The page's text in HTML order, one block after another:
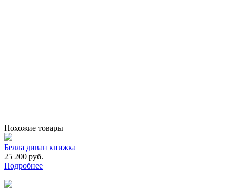
Похожие товары
Белла диван книжка
25 200 руб.
Подробнее